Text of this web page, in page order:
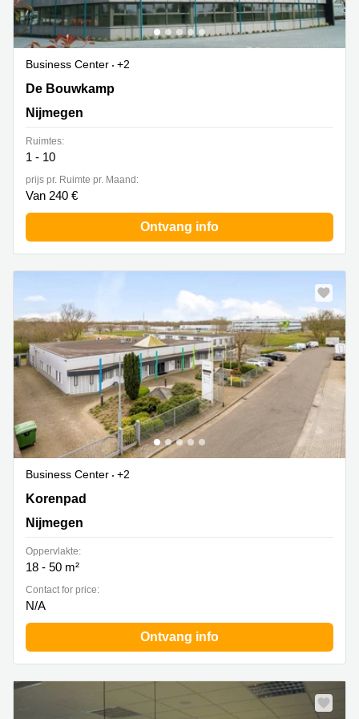
Business Center
+2
De Bouwkamp 1, Nijmegen
De Bouwkamp
Nijmegen
Ruimtes:
1 - 10
prijs pr. Ruimte pr. Maand:
Van 240 €
Ontvang info
Business Center
+2
Korenpad 1, Nijmegen
Korenpad
Nijmegen
Oppervlakte:
18 - 50 m²
Contact for price:
N/A
Ontvang info